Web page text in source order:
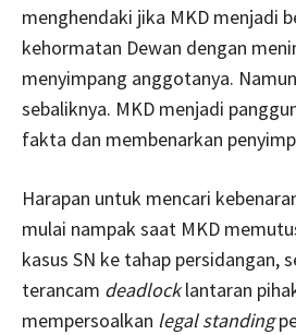
menghendaki jika MKD menjadi
kehormatan Dewan dengan
menyimpang anggotanya.
sebaliknya. MKD menjadi
fakta dan membenarkan
Harapan untuk mencari
mulai nampak saat MKD
kasus SN ke tahap persidangan,
terancam deadlocklantaran
mempersoalkan legal standing